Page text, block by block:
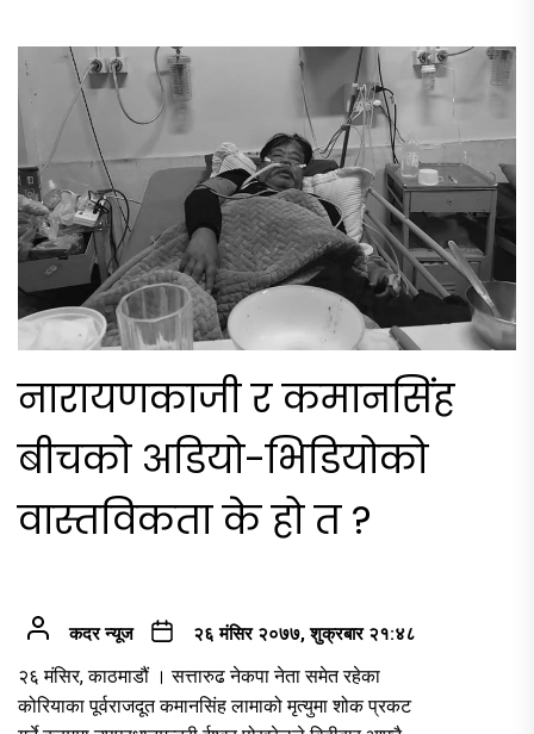
नारायणकाजी र कमानसिंह
बीचको अडियो-भिडियोको
वास्तविकता के हो त ?
कदर न्यूज २६ मंसिर २०७७, शुक्रबार २१:४८
२६ मंसिर, काठमाडौं । सत्तारुढ नेकपा नेता समेत रहेका
कोरियाका पूर्वराजदूत कमानसिंह लामाको मृत्युमा शोक प्रकट